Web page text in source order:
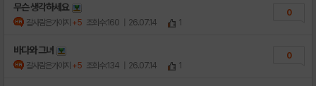
무슨 생각하세요
갈사람은가야지 +5 조회수:160 | 26.07.14 1
0
바다와 그녀
갈사람은가야지 +5 조회수:134 | 26.07.14 1
0